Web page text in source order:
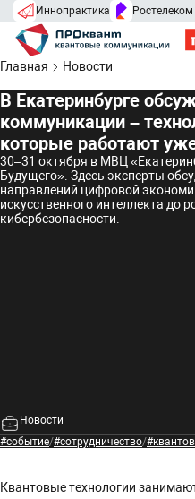
Иннопрактика Ростелеком
Главная Новости
В Екатеринбурге
коммуникации –
которые работают
30–31 октября в МВЦ
Будущего». Здесь эксперты
направлений цифровой
искусственного интеллекта до
кибербезопасности.
Новости
#событие/#сотрудничество/
Квантовые технологии